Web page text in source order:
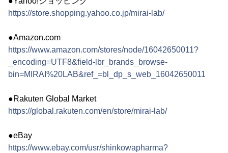
https://store.shopping.yahoo.co.jp/mirai-lab/
●Amazon.com
https://www.amazon.com/stores/node/16042650011?
_encoding=UTF8&field-lbr_brands_browse-
bin=MIRAI%20LAB&ref_=bl_dp_s_web_16042650011
●Rakuten Global Market
https://global.rakuten.com/en/store/mirai-lab/
●eBay
https://www.ebay.com/usr/shinkowapharma?